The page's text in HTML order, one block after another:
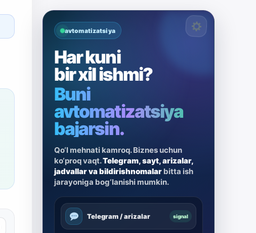
avtomatizatsiya
Har kuni
bir xil ishmi?
Buni
avtomatizatsiya
bajarsin.
Qo‘l mehnati kamroq. Biznes uchun
ko‘proq vaqt.Telegram, sayt, arizalar,
jadvallar va bildirishnomalar bitta ish
jarayoniga bog‘lanishi mumkin.
Telegram / arizalar signal